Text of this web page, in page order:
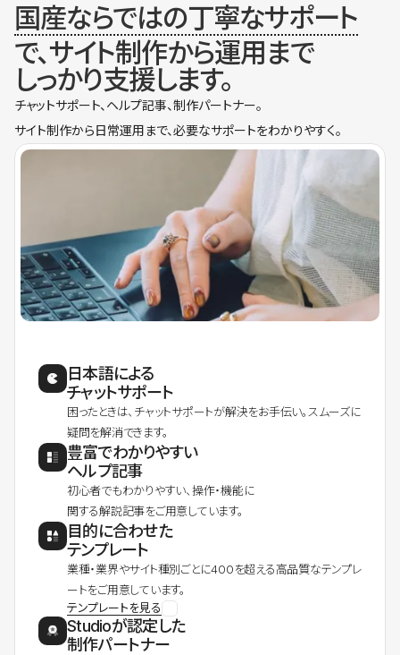
国産ならではの丁寧なサポート
で、サイト制作から運用まで
しっかり支援します。
チャットサポート、ヘルプ記事、制作パートナー。
サイト制作から日常運用まで、必要なサポートをわかりやすく。
日本語による
チャットサポート
困ったときは、チャットサポートが解決をお手伝い。スムーズに
疑問を解消できます。
豊富でわかりやすい
ヘルプ記事
初心者でもわかりやすい、操作・機能に
関する解説記事をご用意しています。
目的に合わせた
テンプレート
業種・業界やサイト種別ごとに400を超える高品質なテンプレ
ートをご用意しています。
テンプレートを見る
Studioが認定した
制作パートナー